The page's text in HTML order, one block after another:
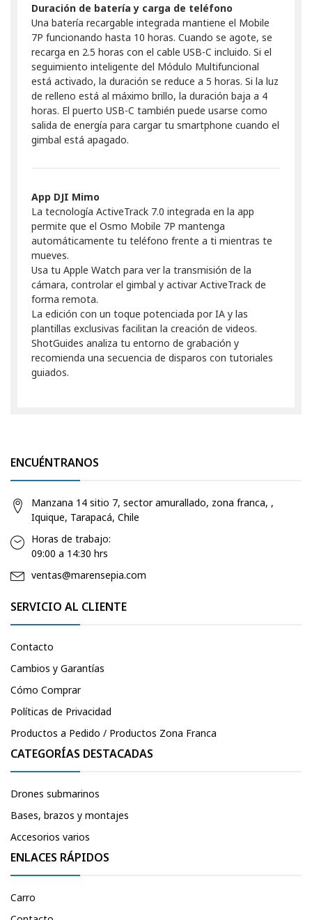
Duración de batería y carga de teléfono
Una batería recargable integrada mantiene el Mobile
7P funcionando hasta 10 horas. Cuando se agote, se
recarga en 2.5 horas con el cable USB-C incluido. Si el
seguimiento inteligente del Módulo Multifuncional
está activado, la duración se reduce a 5 horas. Si la luz
de relleno está al máximo brillo, la duración baja a 4
horas. El puerto USB-C también puede usarse como
salida de energía para cargar tu smartphone cuando el
gimbal está apagado.
App DJI Mimo
La tecnología ActiveTrack 7.0 integrada en la app
permite que el Osmo Mobile 7P mantenga
automáticamente tu teléfono frente a ti mientras te
mueves.
Usa tu Apple Watch para ver la transmisión de la
cámara, controlar el gimbal y activar ActiveTrack de
forma remota.
La edición con un toque potenciada por IA y las
plantillas exclusivas facilitan la creación de videos.
ShotGuides analiza tu entorno de grabación y
recomienda una secuencia de disparos con tutoriales
guiados.
ENCUÉNTRANOS
Manzana 14 sitio 7, sector amurallado, zona franca, ,
Iquique, Tarapacá, Chile
Horas de trabajo:
09:00 a 14:30 hrs
ventas@marensepia.com
SERVICIO AL CLIENTE
Contacto
Cambios y Garantías
Cómo Comprar
Políticas de Privacidad
Productos a Pedido / Productos Zona Franca
CATEGORÍAS DESTACADAS
Drones submarinos
Bases, brazos y montajes
Accesorios varios
ENLACES RÁPIDOS
Carro